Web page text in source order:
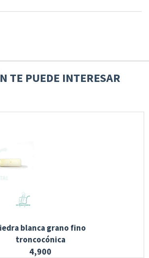
TE PUEDE INTERESAR
blanca grano fino
troncocónica
4,900